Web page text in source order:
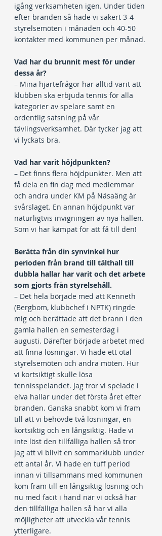
igång verksamheten igen. Under tiden
efter branden så hade vi säkert 3-4
styrelsemöten i månaden och 40-50
kontakter med kommunen per månad.
Vad har du brunnit mest för under
dessa år?
– Mina hjärtefrågor har alltid varit att
klubben ska erbjuda tennis för alla
kategorier av spelare samt en
ordentlig satsning på vår
tävlingsverksamhet. Där tycker jag att
vi lyckats bra.
Vad har varit höjdpunkten?
– Det finns flera höjdpunkter. Men att
få dela en fin dag med medlemmar
och andra under KM på Näsaäng är
svårslaget. En annan höjdpunkt var
naturligtvis invigningen av nya hallen.
Som vi har kämpat för att få till den!
Berätta från din synvinkel hur
perioden från brand till tälthall till
dubbla hallar har varit och det arbete
som gjorts från styrelsehåll.
– Det hela började med att Kenneth
(Bergbom, klubbchef i NPTK) ringde
mig och berättade att det brann i den
gamla hallen en semesterdag i
augusti. Därefter började arbetet med
att finna lösningar. Vi hade ett otal
styrelsemöten och andra möten. Hur
vi kortsiktigt skulle lösa
tennisspelandet. Jag tror vi spelade i
elva hallar under det första året efter
branden. Ganska snabbt kom vi fram
till att vi behövde två lösningar, en
kortsiktig och en långsiktig. Hade vi
inte löst den tillfälliga hallen så tror
jag att vi blivit en sommarklubb under
ett antal år. Vi hade en tuff period
innan vi tillsammans med kommunen
kom fram till en långsiktig lösning och
nu med facit i hand när vi också har
den tillfälliga hallen så har vi alla
möjligheter att utveckla vår tennis
ytterligare.